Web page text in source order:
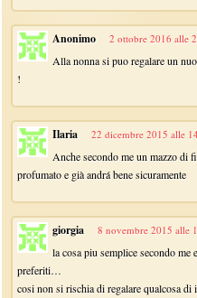
Anonimo 2 ottobre 2016 alle
Alla nonna si puo regalare un
!
Ilaria 22 dicembre 2015 alle
Anche secondo me un mazzo di
profumato e già andrá bene sicuramente
giorgia 8 novembre 2015 alle
la cosa piu semplice secondo
preferiti…
cosi non si rischia di regalare qualcosa